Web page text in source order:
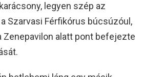
legyen szép az
Szarvasi Férfikórus búcsúzóul,
Zenepavilon alatt pont befejezte